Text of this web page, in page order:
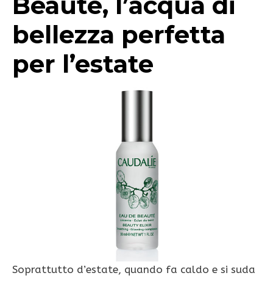
bellezza perfetta
per l’estate
Soprattutto d’estate, quando fa caldo e si suda